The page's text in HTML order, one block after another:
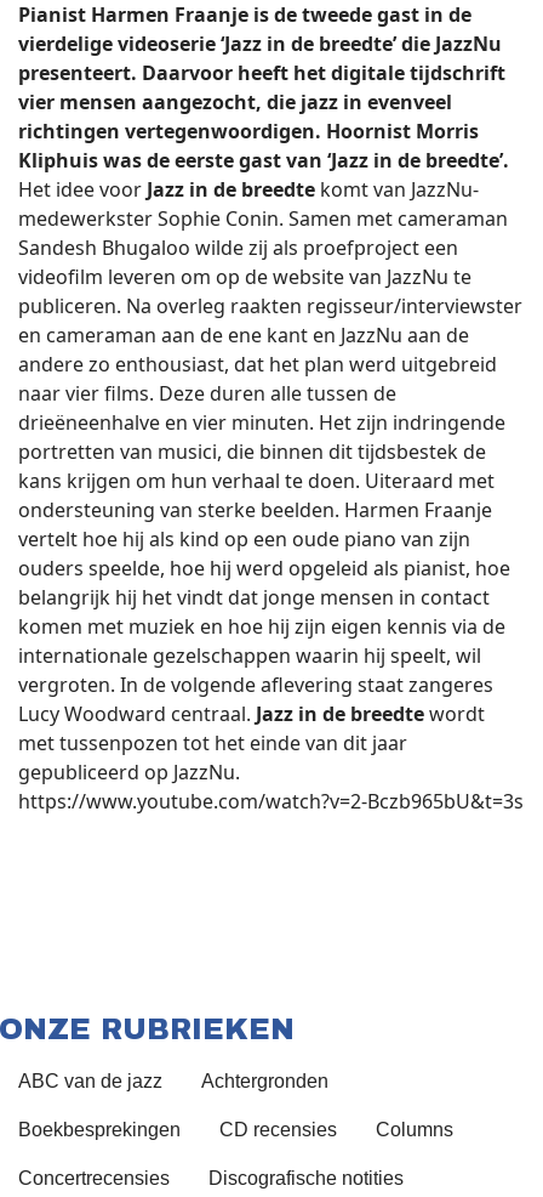
Pianist Harmen Fraanje is de tweede gast in de
vierdelige videoserie‘Jazz in de breedte’die JazzNu
presenteert. Daarvoor heeft het digitale tijdschrift
vier mensen aangezocht, die jazz in evenveel
richtingen vertegenwoordigen. Hoornist Morris
Kliphuis was de eerste gast van ‘Jazz in de breedte’.
Het idee voor Jazz in de breedte komt van JazzNu-
medewerkster Sophie Conin. Samen met cameraman
Sandesh Bhugaloo wilde zij als proefproject een
videofilm leveren om op de website van JazzNu te
publiceren. Na overleg raakten regisseur/interviewster
en cameraman aan de ene kant en JazzNu aan de
andere zo enthousiast, dat het plan werd uitgebreid
naar vier films. Deze duren alle tussen de
drieëneenhalve en vier minuten. Het zijn indringende
portretten van musici, die binnen dit tijdsbestek de
kans krijgen om hun verhaal te doen. Uiteraard met
ondersteuning van sterke beelden. Harmen Fraanje
vertelt hoe hij als kind op een oude piano van zijn
ouders speelde, hoe hij werd opgeleid als pianist, hoe
belangrijk hij het vindt dat jonge mensen in contact
komen met muziek en hoe hij zijn eigen kennis via de
internationale gezelschappen waarin hij speelt, wil
vergroten. In de volgende aflevering staat zangeres
Lucy Woodward centraal. Jazz in de breedtewordt
met tussenpozen tot het einde van dit jaar
gepubliceerd op JazzNu.
https://www.youtube.com/watch?v=2-Bczb965bU&t=3s
ONZE RUBRIEKEN
ABC van de jazz Achtergronden
Boekbesprekingen CD recensies Columns
Concertrecensies Discografische notities